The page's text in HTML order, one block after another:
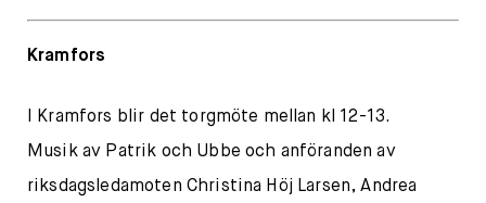
Kramfors
I Kramfors blir det torgmöte mellan kl 12-13.
Musik av Patrik och Ubbe och anföranden av
riksdagsledamoten Christina Höj Larsen, Andrea